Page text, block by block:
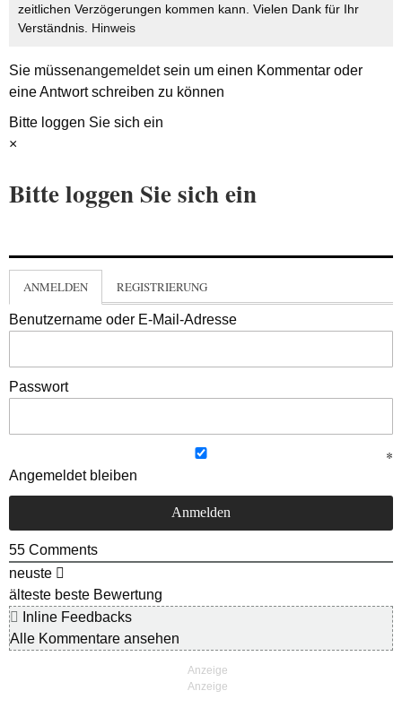
zeitlichen Verzögerungen kommen kann. Vielen Dank für Ihr
Verständnis. Hinweis
Sie müssenangemeldetsein um einen Kommentar oder
eine Antwort schreiben zu können
Bitte loggen Sie sich ein
×
Bitte loggen Sie sich ein
ANMELDEN REGISTRIERUNG
Benutzername oder E-Mail-Adresse
Passwort
Angemeldet bleiben
55 Comments
neuste
älteste beste Bewertung
Inline Feedbacks
Alle Kommentare ansehen